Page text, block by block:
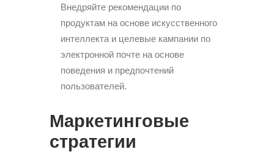
Внедряйте рекомендации по
продуктам на основе искусственного
интеллекта и целевые кампании по
электронной почте на основе
поведения и предпочтений
пользователей.
Маркетинговые
стратегии